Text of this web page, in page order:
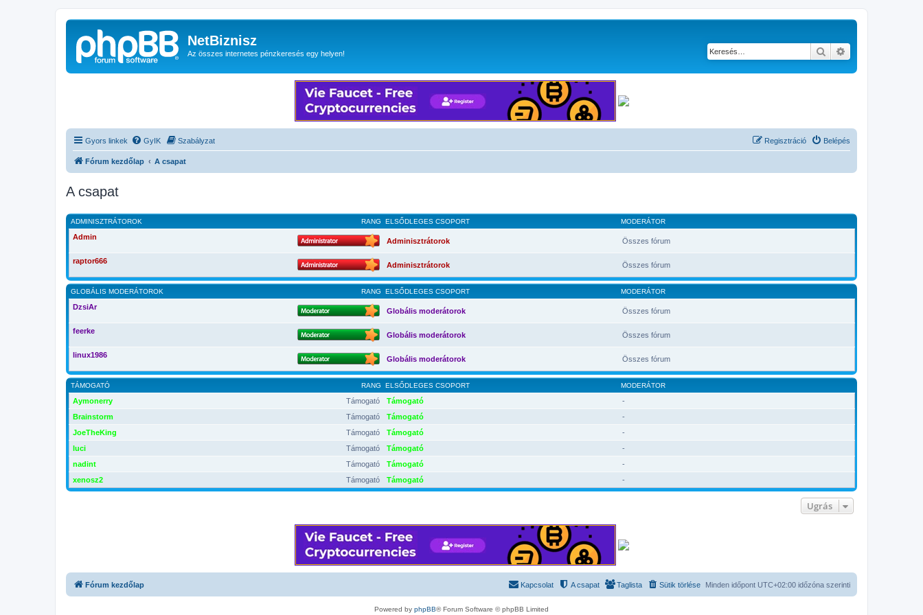
NetBiznisz
Az összes internetes pénzkeresés egy helyen! Keresés
Gyors linkek GyIK Szabályzat Belépés
Regisztráció
Fórum kezdőlap A csapat
A csapat
RANG
ADMINISZTRÁTOROK ELSŐDLEGES CSOPORT MODERÁTOR
Admin Adminisztrátorok Összes fórum
raptor666 Adminisztrátorok Összes fórum
RANG
GLOBÁLIS MODERÁTOROK ELSŐDLEGES CSOPORT MODERÁTOR
DzsiAr Globális moderátorok Összes fórum
feerke Globális moderátorok Összes fórum
linux1986 Globális moderátorok Összes fórum
RANG
TÁMOGATÓ ELSŐDLEGES CSOPORT MODERÁTOR
Támogató
Aymonerry Támogató
-
Támogató
Brainstorm Támogató
-
Támogató
JoeTheKing Támogató
-
Támogató
luci Támogató
-
Támogató
nadint Támogató
-
Támogató
xenosz2 Támogató -
Ugrás
Fórum kezdőlap Minden időpont UTC+02:00 időzóna szerinti
Sütik törlése
Taglista
A csapat
Kapcsolat
Powered by phpBB® Forum Software © phpBB Limited